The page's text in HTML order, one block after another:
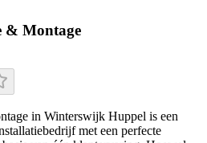
& Montage
in Winterswijk Huppel is een
met een perfecte